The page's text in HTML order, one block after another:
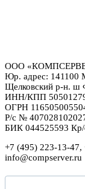
ООО
Юр. адрес: 141100
Щелковский р-н. ш
ИНН/КПП
ОГРН
Р/с №
БИК 044525593
+7 (495) 223-13-47,
info@compserver.ru